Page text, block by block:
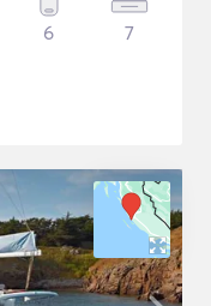
6 7